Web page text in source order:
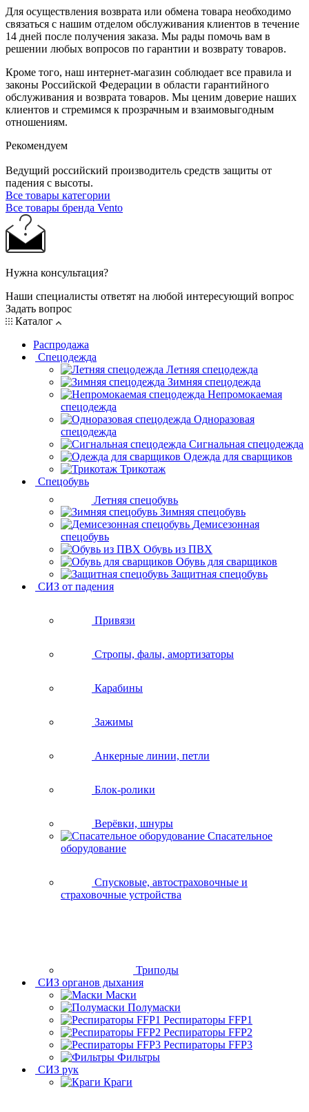
Для осуществления возврата или обмена товара необходимо
связаться с нашим отделом обслуживания клиентов в течение
14 дней после получения заказа. Мы рады помочь вам в
решении любых вопросов по гарантии и возврату товаров.
Кроме того, наш интернет-магазин соблюдает все правила и
законы Российской Федерации в области гарантийного
обслуживания и возврата товаров. Мы ценим доверие наших
клиентов и стремимся к прозрачным и взаимовыгодным
отношениям.
Рекомендуем
Ведущий российский производитель средств защиты от
падения с высоты.
Все товары категории
Все товары бренда Vento
Нужна консультация?
Наши специалисты ответят на любой интересующий вопрос
Задать вопрос
Каталог
Распродажа
Спецодежда
Летняя спецодежда
Зимняя спецодежда
Непромокаемая
спецодежда
Одноразовая
спецодежда
Сигнальная спецодежда
Одежда для сварщиков
Трикотаж
Спецобувь
Летняя спецобувь
Зимняя спецобувь
Демисезонная
спецобувь
Обувь из ПВХ
Обувь для сварщиков
Защитная спецобувь
СИЗ от падения
Привязи
Стропы, фалы, амортизаторы
Карабины
Зажимы
Анкерные линии, петли
Блок-ролики
Верёвки, шнуры
Спасательное
оборудование
Спусковые, автостраховочные и
страховочные устройства
Триподы
СИЗ органов дыхания
Маски
Полумаски
Респираторы FFP1
Респираторы FFP2
Респираторы FFP3
Фильтры
СИЗ рук
Краги